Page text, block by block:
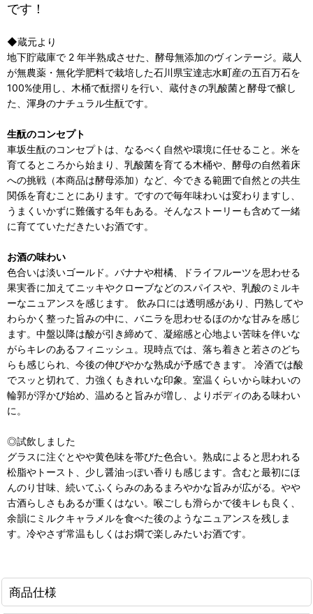
です！
◆蔵元より
地下貯蔵庫で 2 年半熟成させた、酵母無添加のヴィンテージ。蔵人
が無農薬・無化学肥料で栽培した石川県宝達志水町産の五百万石を
100%使用し、木桶で酛摺りを行い、蔵付きの乳酸菌と酵母で醸し
た、渾身のナチュラル生酛です。
生酛のコンセプト
車坂生酛のコンセプトは、なるべく自然や環境に任せること。米を
育てるところから始まり、乳酸菌を育てる木桶や、酵母の自然着床
への挑戦（本商品は酵母添加）など、今できる範囲で自然との共生
関係を育むことにあります。ですので毎年味わいは変わりますし、
うまくいかずに難儀する年もある。そんなストーリーも含めて一緒
に育てていただきたいお酒です。
お酒の味わい
色合いは淡いゴールド。バナナや柑橘、ドライフルーツを思わせる
果実香に加えてニッキやクローブなどのスパイスや、乳酸のミルキ
ーなニュアンスを感じます。 飲み口には透明感があり、円熟してや
わらかく整った旨みの中に、バニラを思わせるほのかな甘みを感じ
ます。中盤以降は酸が引き締めて、凝縮感と心地よい苦味を伴いな
がらキレのあるフィニッシュ。現時点では、落ち着きと若さのどち
らも感じられ、今後の伸びやかな熟成が予感できます。 冷酒では酸
でスッと切れて、力強くもきれいな印象。室温くらいから味わいの
輪郭が浮かび始め、温めると旨みが増し、よりボディのある味わい
に。
◎試飲しました
グラスに注ぐとやや黄色味を帯びた色合い。熟成によると思われる
松脂やトースト、少し醤油っぽい香りも感じます。含むと最初にほ
んのり甘味、続いてふくらみのあるまろやかな旨みが広がる。やや
古酒らしさもあるが重くはない。喉ごしも滑らかで後キレも良く、
余韻にミルクキャラメルを食べた後のようなニュアンスを残しま
す。冷やさず常温もしくはお燗で楽しみたいお酒です。
商品仕様